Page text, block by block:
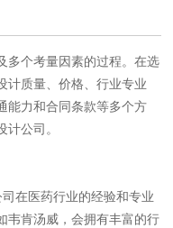
多个考量因素的过程。在选
计质量、价格、行业专业
能力和合同条款等多个方
公司。
司在医药行业的经验和专业
韦肯汤威，会拥有丰富的行